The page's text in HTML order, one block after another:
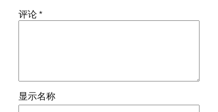
评论*
显示名称